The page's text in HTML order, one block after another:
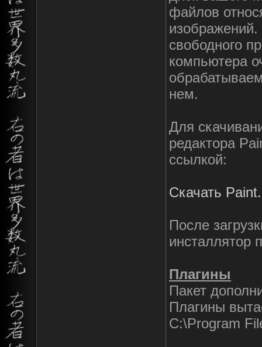
файлов
свободного
компьютера
нем.
Для
редактора
ссылкой:
Скачать
После
инсталлятор
Плагины
Пакет
Плагины
C:\Program